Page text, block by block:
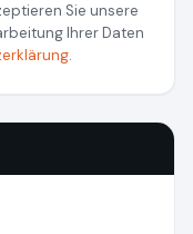
Sie unsere
Ihrer Daten
.